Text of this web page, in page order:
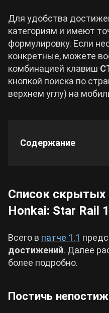
Все игры
Для удобства
категориям и имеют
формулировку. Если
конкретные, можете
комбинацией клавиш
кнопкой поиска по
верхнем углу) на
Содержание
Список скрытых
Honkai: Star Rail
Всего в патче 1.1
достижений. Далее
более подробно.
Постичь